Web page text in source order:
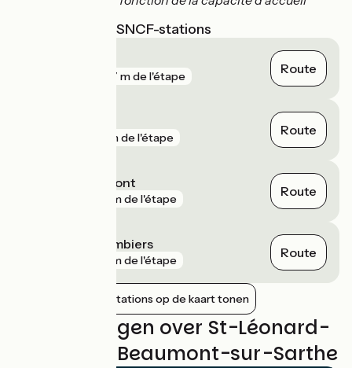
Dichtstbijzijnde SNCF-stations
677 m de l'étape Route
1 km de l'étape Route
Vivoin - Beaumont
2 km de l'étape Route
La Hutte Coulombiers
7 km de l'étape Route
Nabijgelegen stations op de kaart tonen
Beoordelingen over St-Léonard-
des-Bois / Beaumont-sur-Sarthe